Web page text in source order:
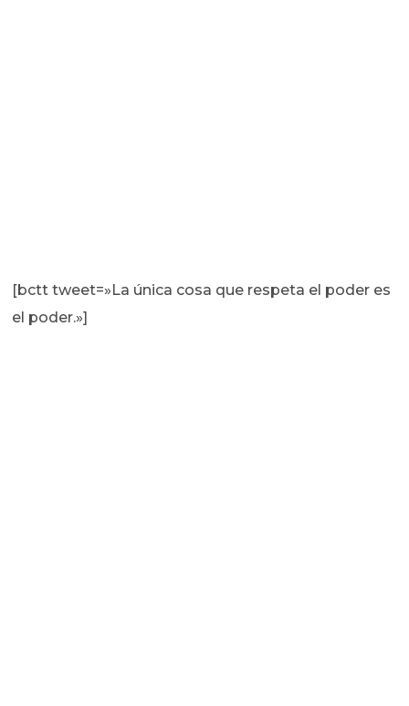
[bctt tweet=»La única cosa que respeta el poder es
el poder.»]